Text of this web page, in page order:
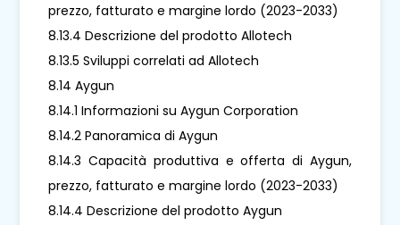
prezzo, fatturato e margine lordo (2023-2033)
8.13.4 Descrizione del prodotto Allotech
8.13.5 Sviluppi correlati ad Allotech
8.14 Aygun
8.14.1 Informazioni su Aygun Corporation
8.14.2 Panoramica di Aygun
8.14.3 Capacità produttiva e offerta di Aygun,
prezzo, fatturato e margine lordo (2023-2033)
8.14.4 Descrizione del prodotto Aygun